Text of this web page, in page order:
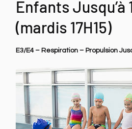
Enfants Jusqu’à
(mardis 17H15)
E3/E4 – Respiration – Propulsion